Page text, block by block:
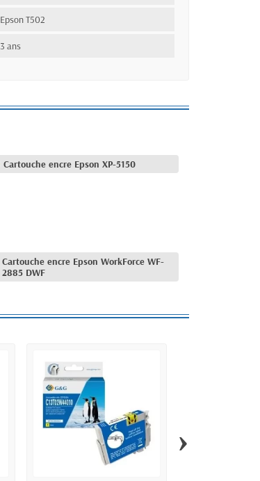
Epson T502
3 ans
Cartouche encre Epson XP-5150
Cartouche encre Epson WorkForce WF-
2885 DWF
›